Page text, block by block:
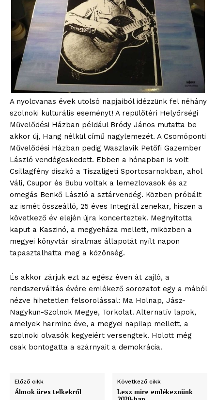
bSZ fiók
Előfizetés
Kapcsolat
Adatkezelési tájékoztató
Hirdetés
A nyolcvanas évek utolsó napjaiból idézzünk fel néhány
szolnoki kulturális eseményt! A repülőtéri Helyőrségi
Művelődési Házban például Bródy János mutatta be
akkor új, Hang nélkül című nagylemezét. A Csomóponti
Művelődési Házban pedig Waszlavik Petőfi Gazember
László vendégeskedett. Ebben a hónapban is volt
Csillagfény diszkó a Tiszaligeti Sportcsarnokban, ahol
Váli, Csupor és Bubu voltak a lemezlovasok és az
omegás Benkő László a sztárvendég. Közben próbált
az ismét összeálló, 25 éves Integrál zenekar, hiszen a
következő év elején újra koncerteztek. Megnyitotta
kaput a Kaszinó, a megyeháza mellett, miközben a
megyei könyvtár siralmas állapotát nyílt napon
tapasztalhatta meg a közönség.
És akkor zárjuk ezt az egész éven át zajló, a
rendszerváltás évére emlékező sorozatot egy a mából
nézve hihetetlen felsorolással: Ma Holnap, Jász-
Nagykun-Szolnok Megye, Torkolat. Alternatív lapok,
amelyek harminc éve, a megyei napilap mellett, a
szolnoki olvasók kegyeiért versengtek. Holott még
csak bontogatta a szárnyait a demokrácia.
Előző cikk
Álmok üres telkekről
Következő cikk
Lesz mire emlékeznünk